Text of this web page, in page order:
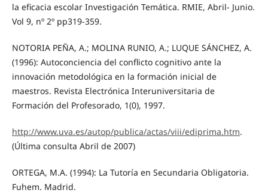
la eficacia escolar Investigación Temática. RMIE, Abril- Junio.
Vol 9, nº 2º pp319-359.
NOTORIA PEÑA, A.; MOLINA RUNIO, A.; LUQUE SÁNCHEZ, A.
(1996): Autoconciencia del conflicto cognitivo ante la
innovación metodológica en la formación inicial de
maestros. Revista Electrónica Interuniversitaria de
Formación del Profesorado, 1(0), 1997.
http://www.uva.es/autop/publica/actas/viii/ediprima.htm.
(Última consulta Abril de 2007)
ORTEGA, M.A. (1994): La Tutoría en Secundaria Obligatoria.
Fuhem. Madrid.